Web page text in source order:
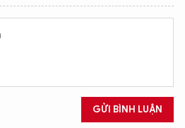
GỬI BÌNH LUẬN